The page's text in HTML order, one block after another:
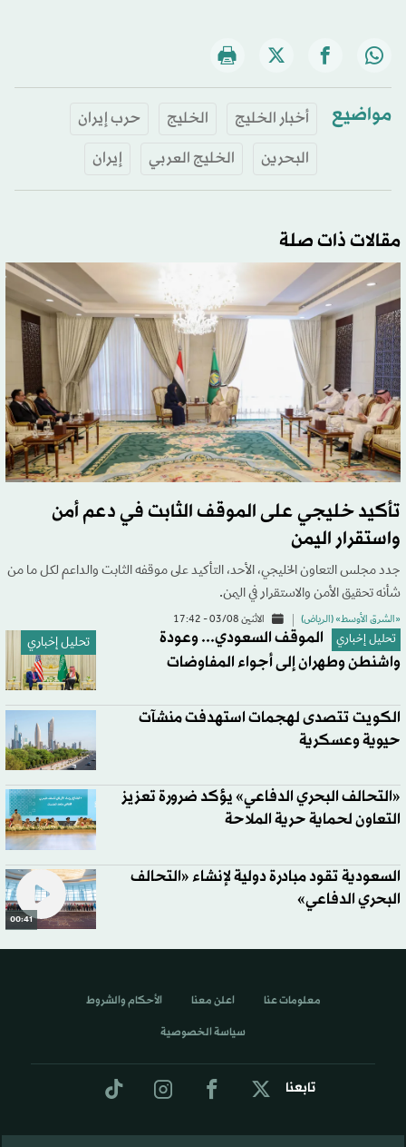
مواضيع أخبار الخليج الخليج
حرب إيران
البحرين
الخليج العربي إيران
مقالات ذات صلة
تأكيد خليجي على الموقف الثابت في دعم أمن
واستقرار اليمن
جدد مجلس التعاون الخليجي، الأحد، التأكيد على موقفه الثابت والداعم لكل ما من
شأنه تحقيق الأمن والاستقرار في اليمن.
«الشرق الأوسط» (الرياض) الاثنين 03/08 - 17:42
تحليل إخباري تحليل إخباري
الموقف السعودي... وعودة
واشنطن وطهران إلى أجواء المفاوضات
الكويت تتصدى لهجمات استهدفت منشآت
حيوية وعسكرية
«التحالف البحري الدفاعي» يؤكد ضرورة تعزيز
التعاون لحماية حرية الملاحة
00:41
السعودية تقود مبادرة دولية لإنشاء «التحالف
البحري الدفاعي»
تابعنا
معلومات عنا اعلن معنا الأحكام والشروط
سياسة الخصوصية